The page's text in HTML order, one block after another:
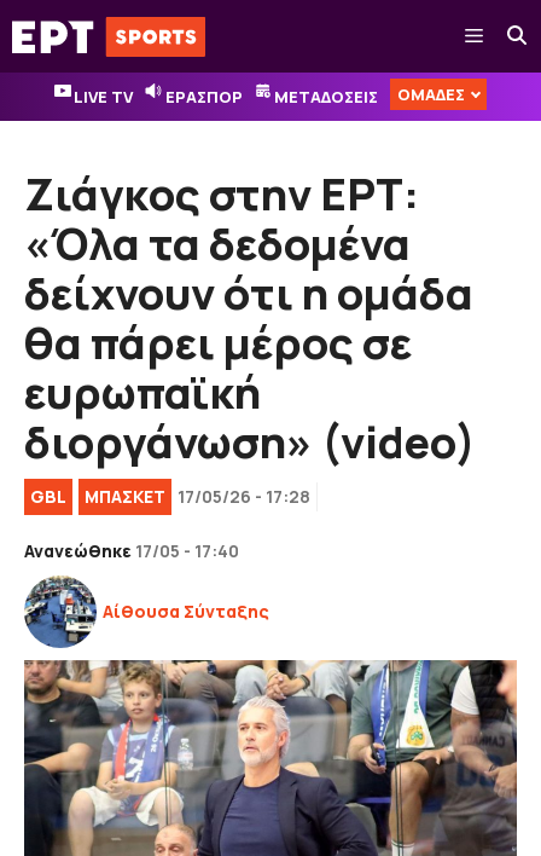
Μετάβαση
σε
περιεχόμενο
Μενού
LIVE TV ΕΡΑΣΠΟΡ ΜΕΤΑΔΟΣΕΙΣ ΟΜΑΔΕΣ
Ζιάγκος στην ΕΡΤ:
«Όλα τα δεδομένα
δείχνουν ότι η ομάδα
θα πάρει μέρος σε
ευρωπαϊκή
διοργάνωση» (video)
GBL ΜΠΑΣΚΕΤ 17/05/26 - 17:28
Ανανεώθηκε 17/05 - 17:40
Αίθουσα Σύνταξης